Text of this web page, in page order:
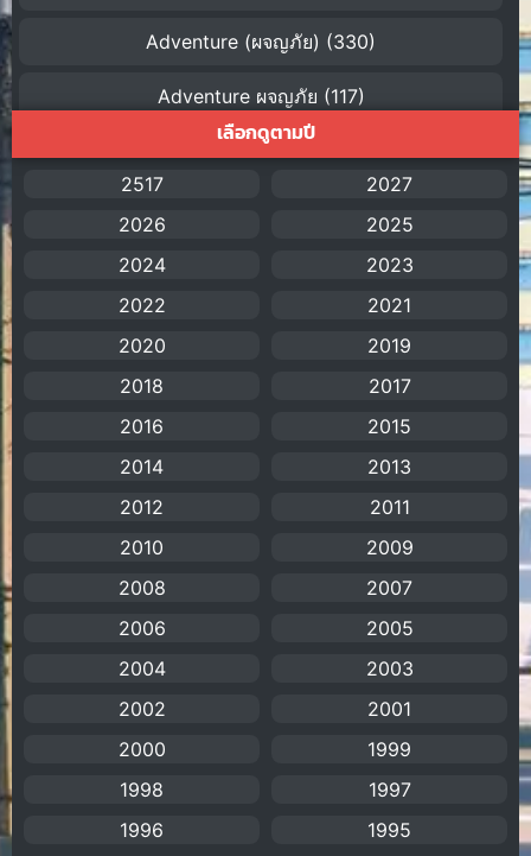
Adventure (ผจญภัย) (330)
Adventure ผจญภัย (117)
(1)
Animation การ์ตูน
Animation แอนิเมชั่น
เลือกดูตามปี
2517
2027
2026
2025
2024
2023
2022
2021
2020
2019
2018
2017
2016
2015
2014
2013
2012
2011
2010
2009
2008
2007
2006
2005
2004
2003
2002
2001
2000
1999
1998
1997
1996
1995